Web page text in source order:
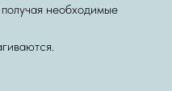
необходимые